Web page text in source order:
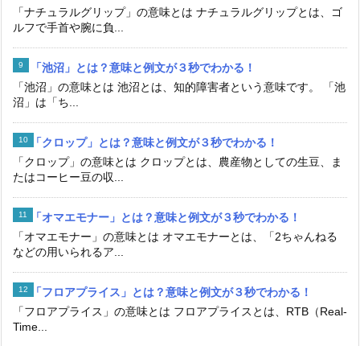
「ナチュラルグリップ」の意味とは ナチュラルグリップとは、ゴ
ルフで手首や腕に負...
「池沼」とは？意味と例文が３秒でわかる！
「池沼」の意味とは 池沼とは、知的障害者という意味です。 「池
沼」は「ち...
「クロップ」とは？意味と例文が３秒でわかる！
「クロップ」の意味とは クロップとは、農産物としての生豆、ま
たはコーヒー豆の収...
「オマエモナー」とは？意味と例文が３秒でわかる！
「オマエモナー」の意味とは オマエモナーとは、「2ちゃんねる
などの用いられるア...
「フロアプライス」とは？意味と例文が３秒でわかる！
「フロアプライス」の意味とは フロアプライスとは、RTB（Real-
Time...